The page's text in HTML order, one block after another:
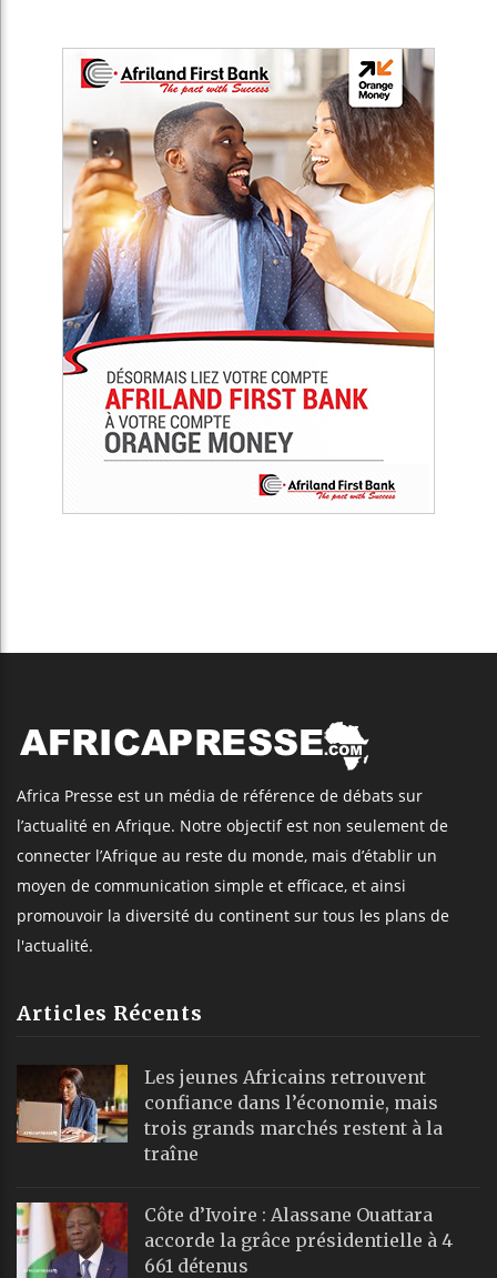
Africa Presse est un média de référence de débats sur
l’actualité en Afrique. Notre objectif est non seulement de
connecter l’Afrique au reste du monde, mais d’établir un
moyen de communication simple et efficace, et ainsi
promouvoir la diversité du continent sur tous les plans de
l'actualité.
Articles Récents
Les jeunes Africains retrouvent
confiance dans l’économie, mais
trois grands marchés restent à la
traîne
Côte d’Ivoire : Alassane Ouattara
accorde la grâce présidentielle à 4
661 détenus